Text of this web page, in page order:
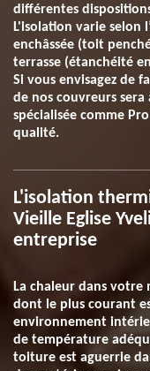
différentes
L'isolation varie selon
enchâssée (toit
terrasse (étanchéité
Si vous envisagez de
de nos couvreurs
spécialisée comme
qualité.
L'isolation
Vieille Eglise
entreprise
La chaleur dans
dont le plus courant
environnement
de température
toiture est aguerrie